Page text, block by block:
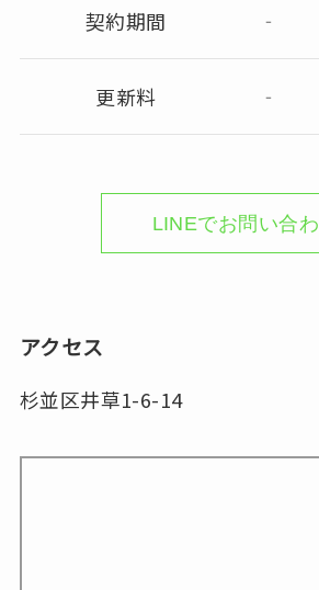
契約期間 ‐
更新料 ‐
LINEでお問い合
アクセス
杉並区井草1-6-14